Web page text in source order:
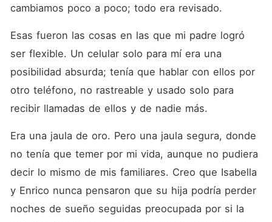
cambiamos poco a poco; todo era revisado.
Esas fueron las cosas en las que mi padre logró
ser flexible. Un celular solo para mí era una
posibilidad absurda; tenía que hablar con ellos por
otro teléfono, no rastreable y usado solo para
recibir llamadas de ellos y de nadie más.
Era una jaula de oro. Pero una jaula segura, donde
no tenía que temer por mi vida, aunque no pudiera
decir lo mismo de mis familiares. Creo que Isabella
y Enrico nunca pensaron que su hija podría perder
noches de sueño seguidas preocupada por si la